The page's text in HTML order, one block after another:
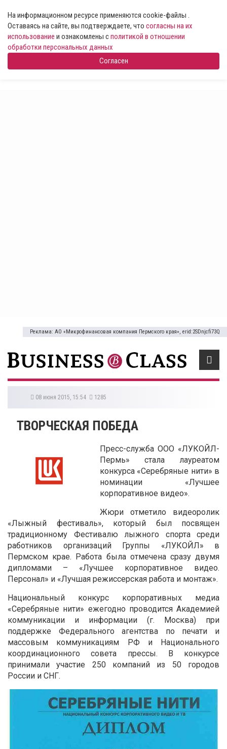
На информационном ресурсе применяются cookie-файлы .
Оставаясь на сайте, вы подтверждаете, что согласны на их
использование и ознакомлены сполитикой в отношении
обработки персональных данных
Согласен
Реклама: АО «Микрофинансовая компания Пермского края», erid:2SDnjcfi73Q
08 июня 2015, 15:54 1285
ТВОРЧЕСКАЯ ПОБЕДА
Пресс-служба ООО «ЛУКОЙЛ-
Пермь» стала лауреатом
конкурса «Серебряные нити» в
номинации «Лучшее
корпоративное видео».
Жюри отметило видеоролик
«Лыжный фестиваль», который был посвящен
традиционному Фестивалю лыжного спорта среди
работников организаций Группы «ЛУКОЙЛ» в
Пермском крае. Работа была отмечена сразу двумя
дипломами – «Лучшее корпоративное видео.
Персонал» и «Лучшая режиссерская работа и монтаж».
Национальный конкурс корпоративных медиа
«Серебряные нити» ежегодно проводится Академией
коммуникации и информации (г. Москва) при
поддержке Федерального агентства по печати и
массовым коммуникациям РФ и Национального
координационного совета прессы. В конкурсе
принимали участие 250 компаний из 50 городов
России и СНГ.